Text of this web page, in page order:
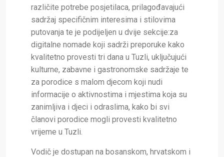
različite potrebe posjetilaca, prilagođavajući
sadržaj specifičnim interesima i stilovima
putovanja te je podijeljen u dvije sekcije:za
digitalne nomade koji sadrži preporuke kako
kvalitetno provesti tri dana u Tuzli, uključujući
kulturne, zabavne i gastronomske sadržaje te
za porodice s malom djecom koji nudi
informacije o aktivnostima i mjestima koja su
zanimljiva i djeci i odraslima, kako bi svi
članovi porodice mogli provesti kvalitetno
vrijeme u Tuzli.
Vodič je dostupan na bosanskom, hrvatskom i